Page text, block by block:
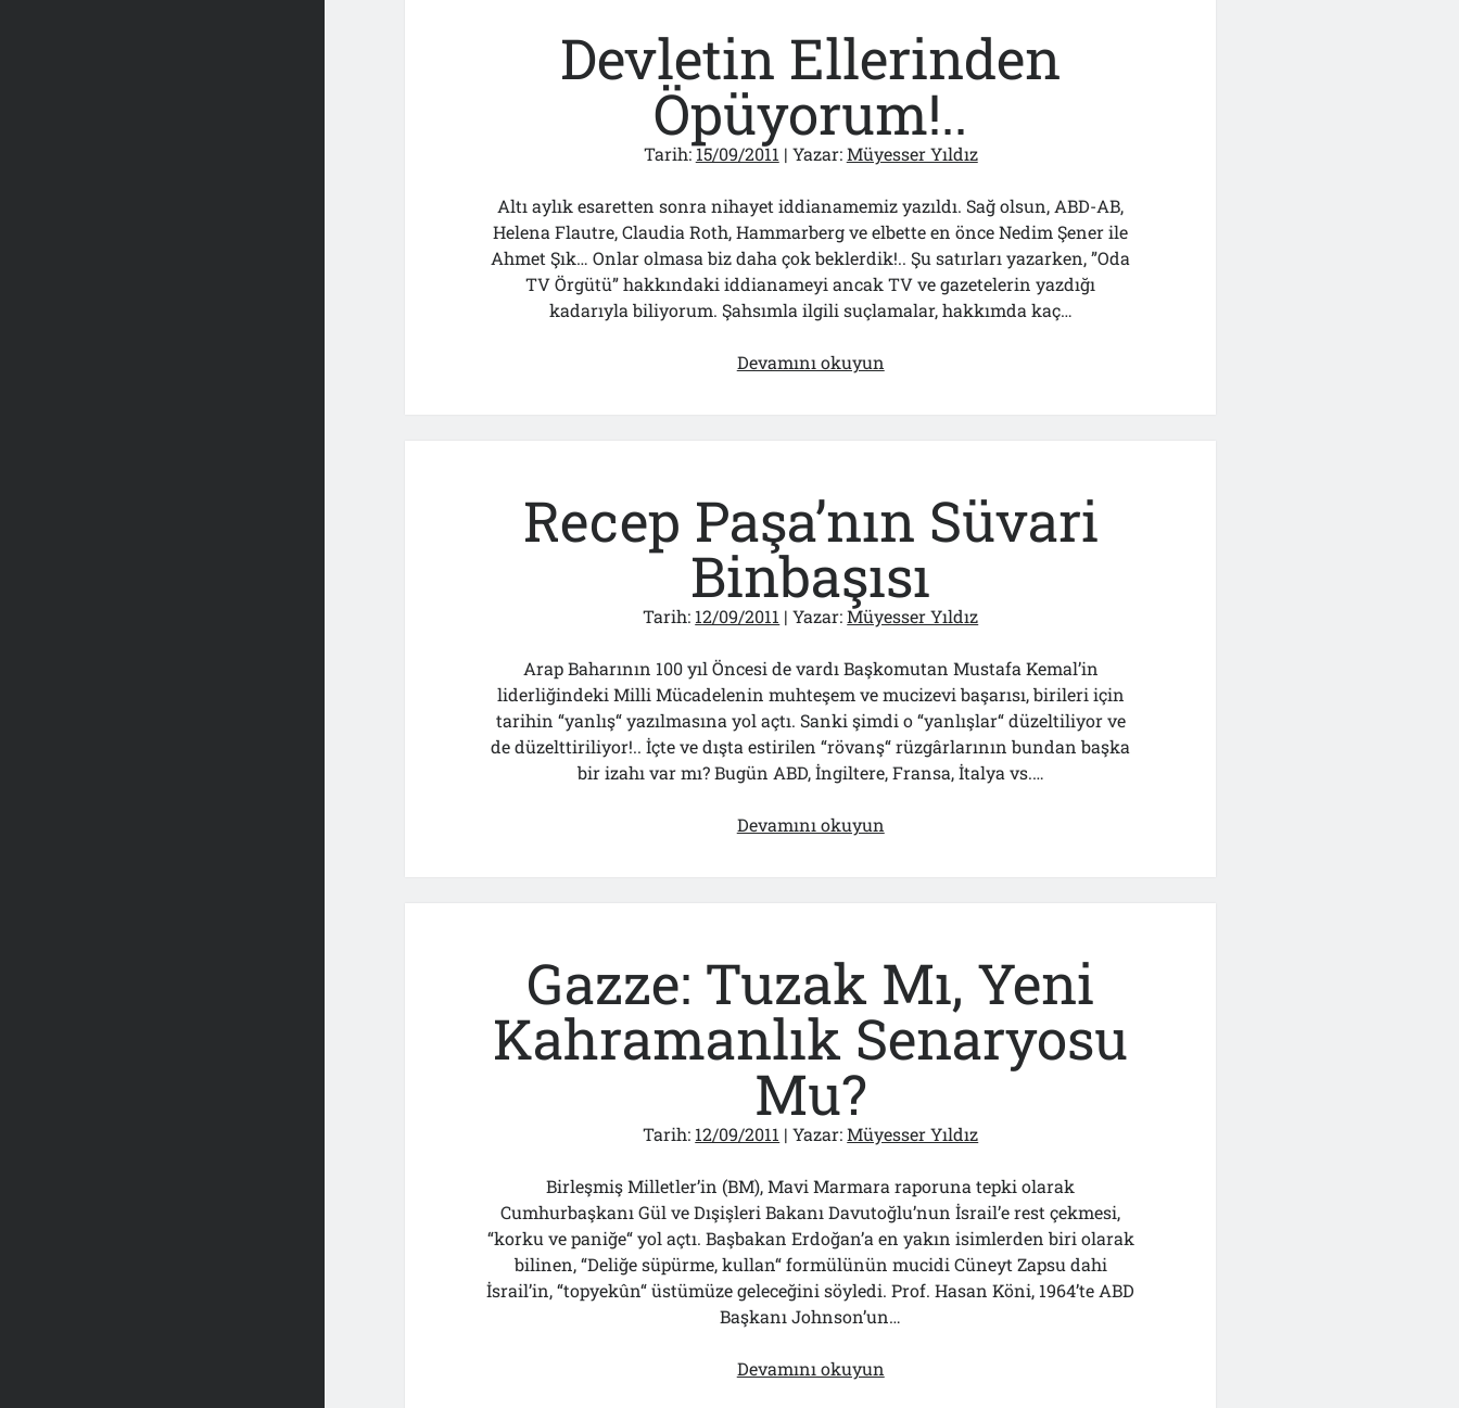
Devletin Ellerinden
Öpüyorum!..
Tarih:15/09/2011 | Yazar:Müyesser Yıldız
Altı aylık esaretten sonra nihayet iddianamemiz yazıldı. Sağ olsun, ABD-AB,
Helena Flautre, Claudia Roth, Hammarberg ve elbette en önce Nedim Şener ile
Ahmet Şık… Onlar olmasa biz daha çok beklerdik!.. Şu satırları yazarken, ”Oda
TV Örgütü” hakkındaki iddianameyi ancak TV ve gazetelerin yazdığı
kadarıyla biliyorum. Şahsımla ilgili suçlamalar, hakkımda kaç…
Devamını okuyun
Recep Paşa’nın Süvari
Binbaşısı
Tarih: 12/09/2011 | Yazar:Müyesser Yıldız
Arap Baharının 100 yıl Öncesi de vardı Başkomutan Mustafa Kemal’in
liderliğindeki Milli Mücadelenin muhteşem ve mucizevi başarısı, birileri için
tarihin “yanlış“ yazılmasına yol açtı. Sanki şimdi o “yanlışlar“ düzeltiliyor ve
de düzelttiriliyor!.. İçte ve dışta estirilen “rövanş“ rüzgârlarının bundan başka
bir izahı var mı? Bugün ABD, İngiltere, Fransa, İtalya vs.…
Devamını okuyun
Gazze: Tuzak Mı, Yeni
Kahramanlık Senaryosu
Mu?
Tarih: 12/09/2011 | Yazar:Müyesser Yıldız
Birleşmiş Milletler’in (BM), Mavi Marmara raporuna tepki olarak
Cumhurbaşkanı Gül ve Dışişleri Bakanı Davutoğlu’nun İsrail’e rest çekmesi,
“korku ve paniğe“ yol açtı. Başbakan Erdoğan’a en yakın isimlerden biri olarak
bilinen, “Deliğe süpürme, kullan“ formülünün mucidi Cüneyt Zapsu dahi
İsrail’in, “topyekûn“ üstümüze geleceğini söyledi. Prof. Hasan Köni, 1964’te ABD
Başkanı Johnson’un…
Devamını okuyun